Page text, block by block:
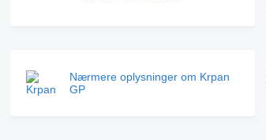
Nærmere oplysninger om Krpan
GP